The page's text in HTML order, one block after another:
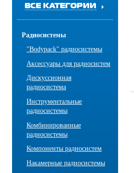
ВСЕ КАТЕГОРИИ
Радиосистемы
"Bodypack" радиосистемы
Аксессуары для радиосистем
Дискуссионная
радиосистема
Инструментальные
радиосистемы
Комбинированные
радиосистемы
Компоненты радиосистем
Накамерные радиосистемы